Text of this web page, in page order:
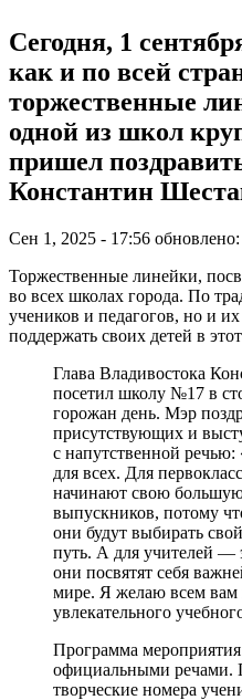
Сегодня, 1
как и по всей
торжественные
одной из школ
пришел
Константин
Сен 1, 2025 - 17:56
Торжественные линейки,
во всех школах города. По
учеников и педагогов, но и
поддержать своих детей в
Глава Владивостока
посетил школу №17 в
горожан день. Мэр
присутствующих и
с напутственной
для всех. Для
начинают свою
выпускников, потому
они будут выбирать
путь. А для учителей —
они посвятят себя
мире. Я желаю всем вам
увлекательного
Программа
официальными речами.
творческие номера